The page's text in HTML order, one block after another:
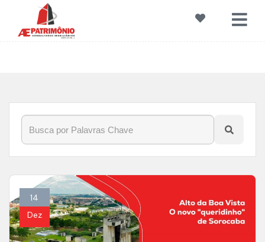
Blog»
14
Dez